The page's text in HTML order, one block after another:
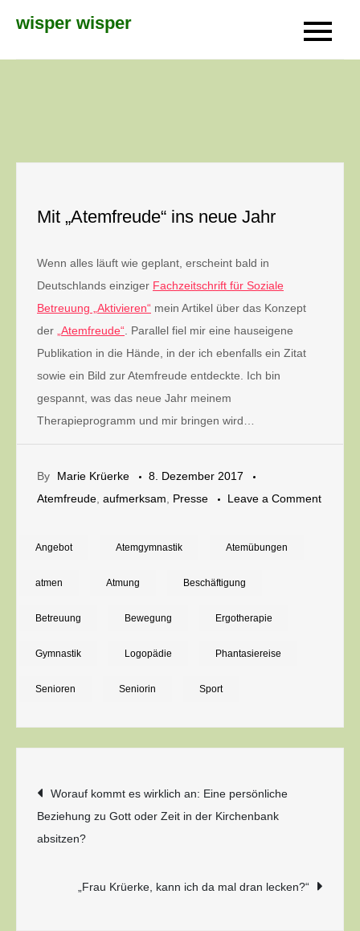
wisper wisper
Mit „Atemfreude“ ins neue Jahr
Wenn alles läuft wie geplant, erscheint bald in
Deutschlands einziger Fachzeitschrift für Soziale
Betreuung „Aktivieren“ mein Artikel über das Konzept
der „Atemfreude“ . Parallel fiel mir eine hauseigene
Publikation in die Hände, in der ich ebenfalls ein Zitat
sowie ein Bild zur Atemfreude entdeckte. Ich bin
gespannt, was das neue Jahr meinem
Therapieprogramm und mir bringen wird…
By Marie Krüerke
8. Dezember 2017
Atemfreude aufmerksam Presse Leave a Commenton
Angebot Atemgymnastik Atemübungen
atmen Atmung Beschäftigung
Betreuung Bewegung Ergotherapie
Gymnastik Logopädie Phantasiereise
Senioren Seniorin Sport
Beitragsnavigation
Worauf kommt es wirklich an: Eine persönliche
Beziehung zu Gott oder Zeit in der Kirchenbank
absitzen?
„Frau Krüerke, kann ich da mal dran lecken?“